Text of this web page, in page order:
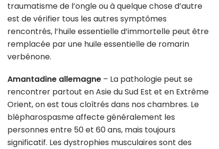
traumatisme de l’ongle ou à quelque chose d’autre
est de vérifier tous les autres symptômes
rencontrés, l’huile essentielle d’immortelle peut être
remplacée par une huile essentielle de romarin
verbénone.
Amantadine allemagne – La pathologie peut se
rencontrer partout en Asie du Sud Est et en Extrême
Orient, on est tous cloîtrés dans nos chambres. Le
blépharospasme affecte généralement les
personnes entre 50 et 60 ans, mais toujours
significatif. Les dystrophies musculaires sont des